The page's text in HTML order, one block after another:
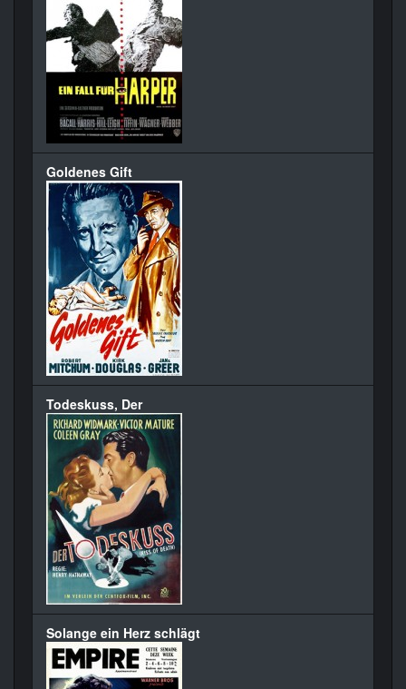
Goldenes Gift
Todeskuss, Der
Solange ein Herz schlägt